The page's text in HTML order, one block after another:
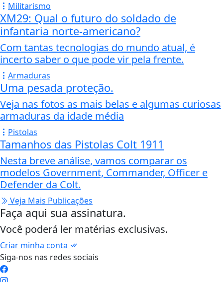
Militarismo
XM29: Qual o futuro do soldado de
infantaria norte-americano?
Com tantas tecnologias do mundo atual, é
incerto saber o que pode vir pela frente.
Armaduras
Uma pesada proteção.
Veja nas fotos as mais belas e algumas curiosas
armaduras da idade média
Pistolas
Tamanhos das Pistolas Colt 1911
Nesta breve análise, vamos comparar os
modelos Government, Commander, Officer e
Defender da Colt.
Veja Mais Publicações
Faça aqui sua assinatura.
Você poderá ler matérias exclusivas.
Criar minha conta
Siga-nos nas redes sociais